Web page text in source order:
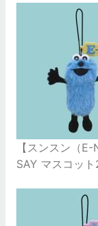
【スンスン（
SAY マスコット